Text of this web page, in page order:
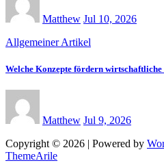
Matthew Jul 10, 2026
Allgemeiner Artikel
Welche Konzepte fördern
Matthew Jul 9, 2026
Copyright © 2026 | Powered by
ThemeArile